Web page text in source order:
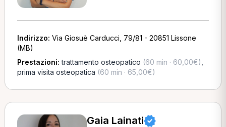
Indirizzo: Via Giosuè Carducci, 79/81 - 20851 Lissone
(MB)
Prestazioni:trattamento osteopatico (60 min · 60,00€)
prima visita osteopatica (60 min · 65,00€)
Gaia Lainati